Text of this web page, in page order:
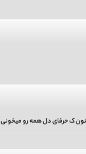
ک حرفای دل همه رو میخونی